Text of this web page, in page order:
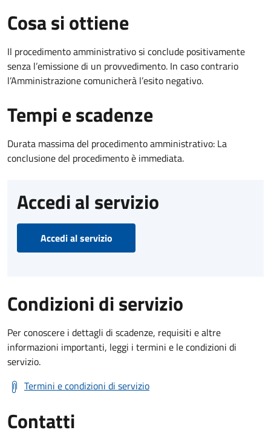
Cosa si ottiene
Il procedimento amministrativo si conclude positivamente
senza l’emissione di un provvedimento. In caso contrario
l’Amministrazione comunicherà l’esito negativo.
Tempi e scadenze
Durata massima del procedimento amministrativo: La
conclusione del procedimento è immediata.
Accedi al servizio
Accedi al servizio
Condizioni di servizio
Per conoscere i dettagli di scadenze, requisiti e altre
informazioni importanti, leggi i termini e le condizioni di
servizio.
Termini e condizioni di servizio
Contatti